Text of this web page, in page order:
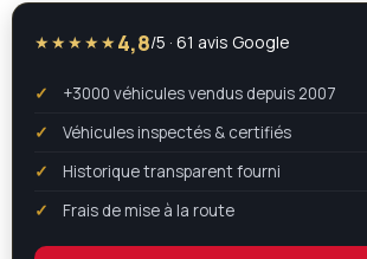
★★★★★ 4,8/5 · 61 avis Google
+3000 véhicules vendus depuis 2007
Véhicules inspectés & certifiés
Historique transparent fourni
Frais de mise à la route